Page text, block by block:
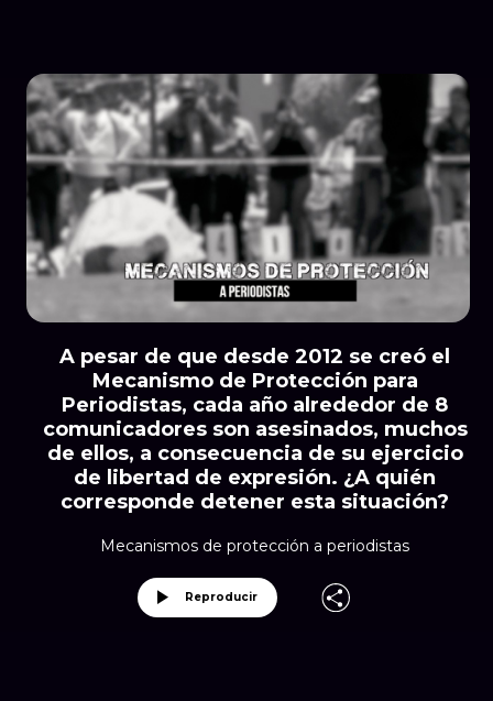
A pesar de que desde 2012 se creó el
Mecanismo de Protección para
Periodistas, cada año alrededor de 8
comunicadores son asesinados, muchos
de ellos, a consecuencia de su ejercicio
de libertad de expresión. ¿A quién
corresponde detener esta situación?
Mecanismos de protección a periodistas
Reproducir